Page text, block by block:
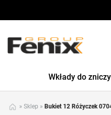
Wkłady do zniczy
» Sklep » Bukiet 12 Różyczek